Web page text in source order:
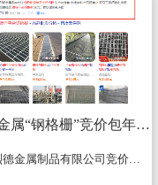
烈德金属“钢格栅”竞价包年推广上线
广东烈德金属制品有限公司竞价包年推广关键词：钢格板、钢格栅、钢格栅板、镀锌钢格板，推广区域：广东、广西、湖南、福建...